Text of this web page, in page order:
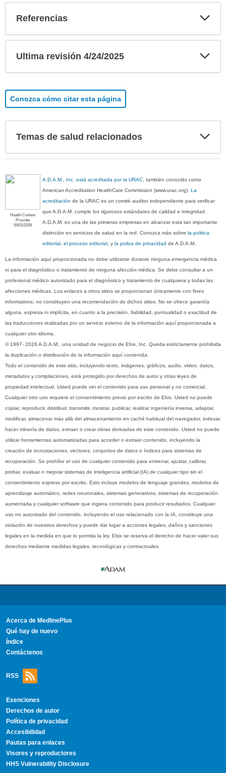
Referencias
Ultima revisión 4/24/2025
Conozca cómo citar esta página
Temas de salud relacionados
Health Content
Provider
06/01/2028
A.D.A.M., Inc. está acreditada por la URAC, también conocido como
American Accreditation HealthCare Commission (www.urac.org).La
acreditación de la URAC es un comité auditor independiente para verificar
que A.D.A.M. cumple los rigurosos estándares de calidad e integridad.
A.D.A.M. es una de las primeras empresas en alcanzar esta tan importante
distinción en servicios de salud en la red. Conozca más sobrela politica
editorial, el proceso editorial, yla poliza de privacidad de A.D.A.M.
La información aquí proporcionada no debe utilizarse durante ninguna emergencia médica
ni para el diagnóstico o tratamiento de ninguna afección médica. Se debe consultar a un
profesional médico autorizado para el diagnóstico y tratamiento de cualquiera y todas las
afecciones médicas. Los enlaces a otros sitios se proporcionan únicamente con fines
informativos; no constituyen una recomendación de dichos sitios. No se ofrece garantía
alguna, expresa ni implícita, en cuanto a la precisión, fiabilidad, puntualidad o exactitud de
las traducciones realizadas por un servicio externo de la información aquí proporcionada a
cualquier otro idioma.
© 1997- 2026 A.D.A.M., una unidad de negocio de Ebix, Inc. Queda estrictamente prohibida
la duplicación o distribución de la información aquí contenida.
Todo el contenido de este sitio, incluyendo texto, imágenes, gráficos, audio, video, datos,
metadatos y compilaciones, está protegido por derechos de autor y otras leyes de
propiedad intelectual. Usted puede ver el contenido para uso personal y no comercial.
Cualquier otro uso requiere el consentimiento previo por escrito de Ebix. Usted no puede
copiar, reproducir, distribuir, transmitir, mostrar, publicar, realizar ingeniería inversa, adaptar,
modificar, almacenar más allá del almacenamiento en caché habitual del navegador, indexar,
hacer minería de datos, extraer o crear obras derivadas de este contenido. Usted no puede
utilizar herramientas automatizadas para acceder o extraer contenido, incluyendo la
creación de incrustaciones, vectores, conjuntos de datos o índices para sistemas de
recuperación. Se prohíbe el uso de cualquier contenido para entrenar, ajustar, calibrar,
probar, evaluar o mejorar sistemas de inteligencia artificial (IA) de cualquier tipo sin el
consentimiento expreso por escrito. Esto incluye modelos de lenguaje grandes, modelos de
aprendizaje automático, redes neuronales, sistemas generativos, sistemas de recuperación
aumentada y cualquier software que ingiera contenido para producir resultados. Cualquier
uso no autorizado del contenido, incluyendo el uso relacionado con la IA, constituye una
violación de nuestros derechos y puede dar lugar a acciones legales, daños y sanciones
legales en la medida en que lo permita la ley. Ebix se reserva el derecho de hacer valer sus
derechos mediante medidas legales, tecnológicas y contractuales.
Acerca de MedlinePlus
Qué hay de nuevo
Índice
Contáctenos
RSS
Exenciones
Derechos de autor
Política de privacidad
Accesibilidad
Pautas para enlaces
Visores y reproductores
HHS Vulnerability Disclosure